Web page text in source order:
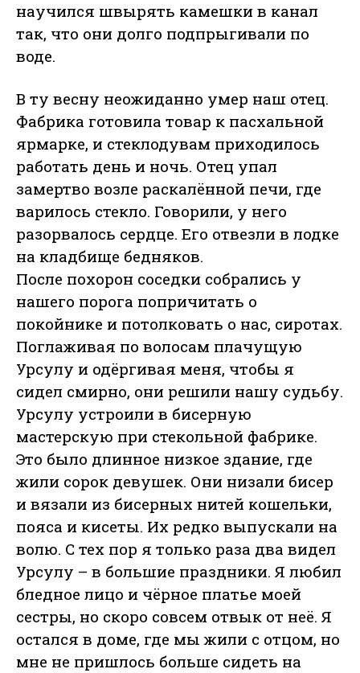
научился швырять камешки в канал
так, что они долго подпрыгивали по
воде.
В ту весну неожиданно умер наш отец.
Фабрика готовила товар к пасхальной
ярмарке, и стеклодувам приходилось
работать день и ночь. Отец упал
замертво возле раскалённой печи, где
варилось стекло. Говорили, у него
разорвалось сердце. Его отвезли в лодке
на кладбище бедняков.
После похорон соседки собрались у
нашего порога попричитать о
покойнике и потолковать о нас, сиротах.
Поглаживая по волосам плачущую
Урсулу и одёргивая меня, чтобы я
сидел смирно, они решили нашу судьбу.
Урсулу устроили в бисерную
мастерскую при стекольной фабрике.
Это было длинное низкое здание, где
жили сорок девушек. Они низали бисер
и вязали из бисерных нитей кошельки,
пояса и кисеты. Их редко выпускали на
волю. С тех пор я только раза два видел
Урсулу – в большие праздники. Я любил
бледное лицо и чёрное платье моей
сестры, но скоро совсем отвык от неё. Я
остался в доме, где мы жили с отцом, но
мне не пришлось больше сидеть на